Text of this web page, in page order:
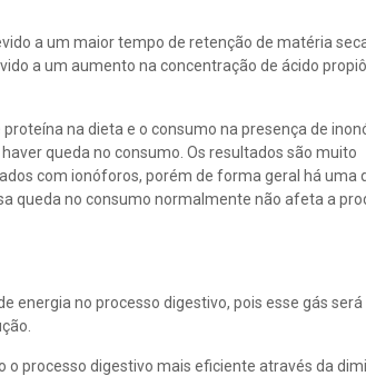
a um maior tempo de retenção de matéria
a um aumento na concentração de ácido
na dieta e o consumo na presença de
queda no consumo. Os resultados são muito
com ionóforos, porém de forma geral há uma
queda no consumo normalmente não afeta a
energia no processo digestivo, pois esse gás será
processo digestivo mais eficiente através da